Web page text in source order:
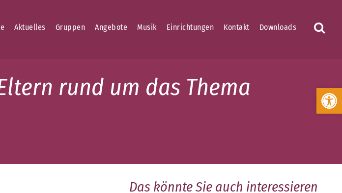
Werkzeugleiste öffnen
Aktuelles Gruppen Angebote Musik Einrichtungen Kontakt Downloads
rund um das Thema
Das könnte Sie auch interessieren